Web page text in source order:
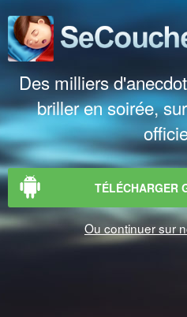
Des milliers
briller en soirée,
TÉLÉCHARGER
Ou continuer sur